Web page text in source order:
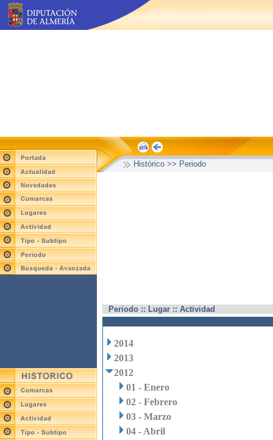
Histórico >> Periodo
Periodo :: Lugar :: Actividad
2014
2013
2012
01 - Enero
02 - Febrero
03 - Marzo
04 - Abril